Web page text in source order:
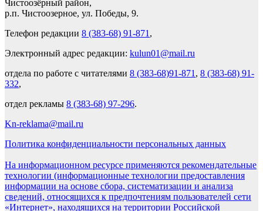
Чистоозёрный район,
р.п. Чистоозерное, ул. Победы, 9.
Телефон редакции 8 (383-68) 91-871 ,
Электронный адрес редакции: kulun01@mail.ru
отдела по работе с читателями 8 (383-68)91-871 , 8 (383-68) 91-
332,
отдел рекламы 8 (383-68) 97-296.
Kn-reklama@mail.ru
Политика конфиденциальности персональных данных
На информационном ресурсе применяются рекомендательные
технологии (информационные технологии предоставления
информации на основе сбора, систематизации и анализа
сведений, относящихся к предпочтениям пользователей сети
«Интернет», находящихся на территории Российской